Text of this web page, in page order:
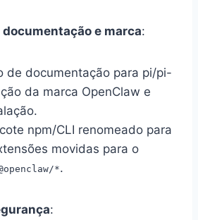
e marca:
de documentação para pi/pi-
da marca OpenClaw e
npm/CLI renomeado para
movidas para o
*.
: